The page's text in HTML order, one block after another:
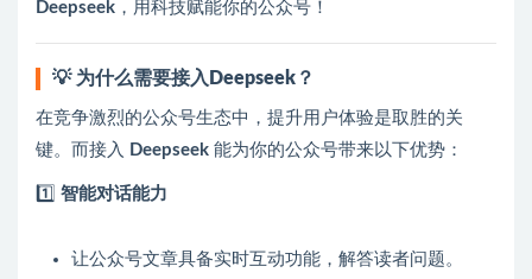
Deepseek ，用科技赋能你的公众号！
💡 为什么需要接入Deepseek？
在竞争激烈的公众号生态中，提升用户体验是取胜的关
键。而接入
Deepseek 能为你的公众号带来以下优势：
1️⃣ 智能对话能力
让公众号文章具备实时互动功能，解答读者问题。